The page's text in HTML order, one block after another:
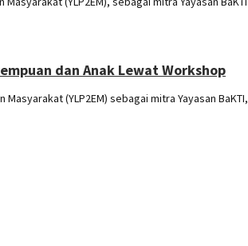
dan Anak Lewat Workshop
Masyarakat (YLP2EM) sebagai mitra Yayasan BaKTI,